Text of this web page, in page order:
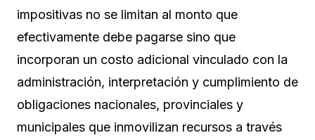
impositivas no se limitan al monto que
efectivamente debe pagarse sino que
incorporan un costo adicional vinculado con la
administración, interpretación y cumplimiento de
obligaciones nacionales, provinciales y
municipales que inmovilizan recursos a través